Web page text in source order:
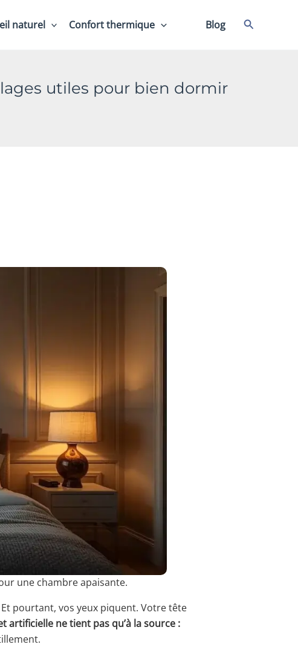
naturel Confort thermique Blog
utiles pour bien dormir
une chambre apaisante.
pourtant, vos yeux piquent. Votre tête
ne tient pas qu’à la source :